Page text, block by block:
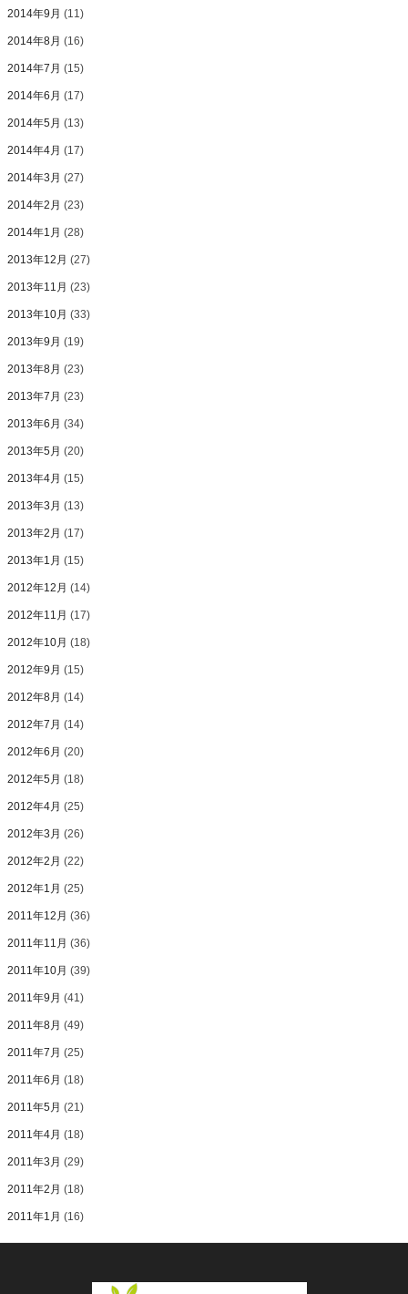
2014年9月 (11)
2014年8月 (16)
2014年7月 (15)
2014年6月 (17)
2014年5月 (13)
2014年4月 (17)
2014年3月 (27)
2014年2月 (23)
2014年1月 (28)
2013年12月 (27)
2013年11月 (23)
2013年10月 (33)
2013年9月 (19)
2013年8月 (23)
2013年7月 (23)
2013年6月 (34)
2013年5月 (20)
2013年4月 (15)
2013年3月 (13)
2013年2月 (17)
2013年1月 (15)
2012年12月 (14)
2012年11月 (17)
2012年10月 (18)
2012年9月 (15)
2012年8月 (14)
2012年7月 (14)
2012年6月 (20)
2012年5月 (18)
2012年4月 (25)
2012年3月 (26)
2012年2月 (22)
2012年1月 (25)
2011年12月 (36)
2011年11月 (36)
2011年10月 (39)
2011年9月 (41)
2011年8月 (49)
2011年7月 (25)
2011年6月 (18)
2011年5月 (21)
2011年4月 (18)
2011年3月 (29)
2011年2月 (18)
2011年1月 (16)